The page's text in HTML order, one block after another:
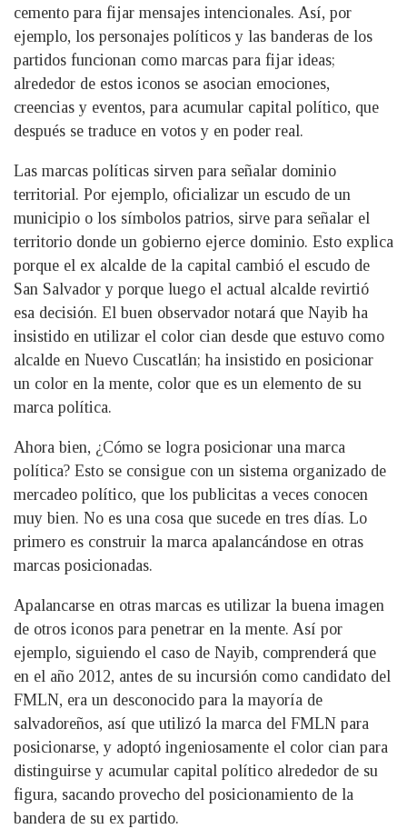
cemento para fijar mensajes intencionales. Así, por
ejemplo, los personajes políticos y las banderas de los
partidos funcionan como marcas para fijar ideas;
alrededor de estos iconos se asocian emociones,
creencias y eventos, para acumular capital político, que
después se traduce en votos y en poder real.
Las marcas políticas sirven para señalar dominio
territorial. Por ejemplo, oficializar un escudo de un
municipio o los símbolos patrios, sirve para señalar el
territorio donde un gobierno ejerce dominio. Esto explica
porque el ex alcalde de la capital cambió el escudo de
San Salvador y porque luego el actual alcalde revirtió
esa decisión. El buen observador notará que Nayib ha
insistido en utilizar el color cian desde que estuvo como
alcalde en Nuevo Cuscatlán; ha insistido en posicionar
un color en la mente, color que es un elemento de su
marca política.
Ahora bien, ¿Cómo se logra posicionar una marca
política? Esto se consigue con un sistema organizado de
mercadeo político, que los publicitas a veces conocen
muy bien. No es una cosa que sucede en tres días. Lo
primero es construir la marca apalancándose en otras
marcas posicionadas.
Apalancarse en otras marcas es utilizar la buena imagen
de otros iconos para penetrar en la mente. Así por
ejemplo, siguiendo el caso de Nayib, comprenderá que
en el año 2012, antes de su incursión como candidato del
FMLN, era un desconocido para la mayoría de
salvadoreños, así que utilizó la marca del FMLN para
posicionarse, y adoptó ingeniosamente el color cian para
distinguirse y acumular capital político alrededor de su
figura, sacando provecho del posicionamiento de la
bandera de su ex partido.